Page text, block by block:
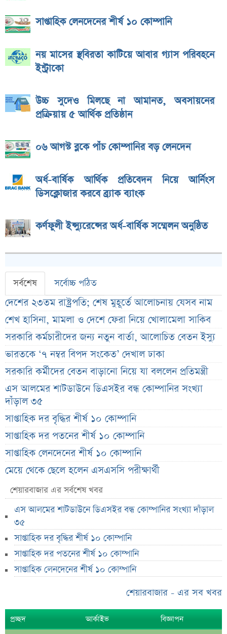
সাপ্তাহিক লেনদেনের শীর্ষ ১০ কোম্পানি
নয় মাসের স্থবিরতা কাটিয়ে আবার গ্যাস পরিবহনে
ইন্ট্রাকো
উচ্চ সুদেও মিলছে না আমানত, অবসায়নের
প্রক্রিয়ায় ৫ আর্থিক প্রতিষ্ঠান
০৬ আগস্ট ব্লকে পাঁচ কোম্পানির বড় লেনদেন
অর্ধ-বার্ষিক আর্থিক প্রতিবেদন নিয়ে আর্নিংস
ডিসক্লোজার করবে ব্র্যাক ব্যাংক
কর্ণফুলী ইন্স্যুরেন্সের অর্ধ-বার্ষিক সম্মেলন অনুষ্ঠিত
সর্বশেষ সর্বোচ্চ পঠিত
দেশের ২৩তম রাষ্ট্রপতি; শেষ মুহূর্তে আলোচনায় যেসব নাম
শেখ হাসিনা, মামলা ও দেশে ফেরা নিয়ে খোলামেলা সাকিব
সরকারি কর্মচারীদের জন্য নতুন বার্তা, আলোচিত বেতন ইস্যু
ভারতকে ‘৭ নম্বর বিপদ সংকেত’ দেখাল ঢাকা
সরকারি কর্মীদের বেতন বাড়ানো নিয়ে যা বললেন প্রতিমন্ত্রী
এস আলমের শাটডাউনে ডিএসইর বন্ধ কোম্পানির সংখ্যা
দাঁড়াল ৩৫
সাপ্তাহিক দর বৃদ্ধির শীর্ষ ১০ কোম্পানি
সাপ্তাহিক দর পতনের শীর্ষ ১০ কোম্পানি
সাপ্তাহিক লেনদেনের শীর্ষ ১০ কোম্পানি
মেয়ে থেকে ছেলে হলেন এসএসসি পরীক্ষার্থী
বিয়ের আগেই গর্ভবতী, মেয়েকে নদীতে ডুবিয়ে হত্যা বাবার
ভাইরাল মেসেজ নিয়ে ব্যাখ্যা দিলেন নাহিদ ইসলাম
তাপমাত্রা নিয়ে নতুন পূর্বাভাস দিল আবহাওয়া অফিস
সহপাঠীদের ব্যক্তিগত ছবি বিদেশে পাঠানোর অভিযোগে উত্তাল
ইবি
ড. ইউনূস বনাম তারেক রহমান—তুলনায় যা বললেন কাদের
বাজুসের নতুন ঘোষণা, রেকর্ড দামে সোনা বিক্রি শুরু
আইনি নোটিশ পাঠালেন আসিফ মাহমুদ, ৭ দিনের
আল্টিমেটাম
শেয়ারবাজার এর সর্বশেষ খবর
এস আলমের শাটডাউনে ডিএসইর বন্ধ কোম্পানির সংখ্যা দাঁড়াল
৩৫
সাপ্তাহিক দর বৃদ্ধির শীর্ষ ১০ কোম্পানি
সাপ্তাহিক দর পতনের শীর্ষ ১০ কোম্পানি
সাপ্তাহিক লেনদেনের শীর্ষ ১০ কোম্পানি
শেয়ারবাজার - এর সব খবর
প্রচ্ছদ আর্কাইভ বিজ্ঞাপন